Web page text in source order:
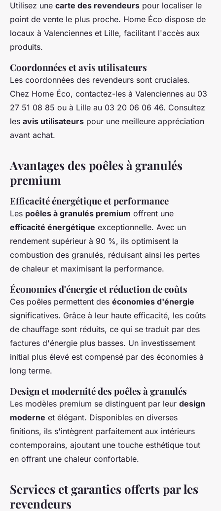
Utilisez une carte des revendeurs pour localiser le
point de vente le plus proche. Home Éco dispose de
locaux à Valenciennes et Lille, facilitant l'accès aux
produits.
Coordonnées et avis utilisateurs
Les coordonnées des revendeurs sont cruciales.
Chez Home Éco, contactez-les à Valenciennes au 03
27 51 08 85 ou à Lille au 03 20 06 06 46. Consultez
les avis utilisateurs pour une meilleure appréciation
avant achat.
Avantages des poêles à granulés
premium
Efficacité énergétique et performance
Les poêles à granulés premium offrent une
efficacité énergétique exceptionnelle. Avec un
rendement supérieur à 90 %, ils optimisent la
combustion des granulés, réduisant ainsi les pertes
de chaleur et maximisant la performance.
Économies d'énergie et réduction de coûts
Ces poêles permettent des économies d'énergie
significatives. Grâce à leur haute efficacité, les coûts
de chauffage sont réduits, ce qui se traduit par des
factures d'énergie plus basses. Un investissement
initial plus élevé est compensé par des économies à
long terme.
Design et modernité des poêles à granulés
Les modèles premium se distinguent par leur design
moderne et élégant. Disponibles en diverses
finitions, ils s'intègrent parfaitement aux intérieurs
contemporains, ajoutant une touche esthétique tout
en offrant une chaleur confortable.
Services et garanties offerts par les
revendeurs